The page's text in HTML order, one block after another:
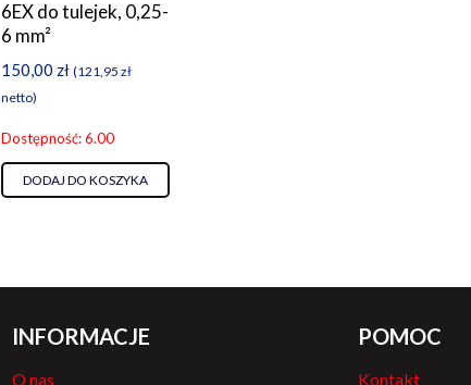
6EX do tulejek, 0,25-
6 mm²
150,00 zł (121,95 zł
netto)
Dostępność: 6.00
DODAJ DO KOSZYKA
INFORMACJE
O nas
POMOC
Kontakt